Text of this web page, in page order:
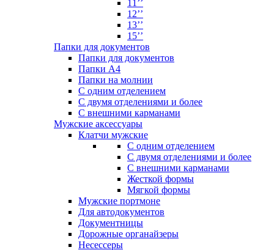
11’’
12’’
13’’
15’’
Папки для документов
Папки для документов
Папки А4
Папки на молнии
С одним отделением
С двумя отделениями и более
С внешними карманами
Мужские аксессуары
Клатчи мужские
С одним отделением
С двумя отделениями и более
С внешними карманами
Жесткой формы
Мягкой формы
Мужские портмоне
Для автодокументов
Документницы
Дорожные органайзеры
Несессеры